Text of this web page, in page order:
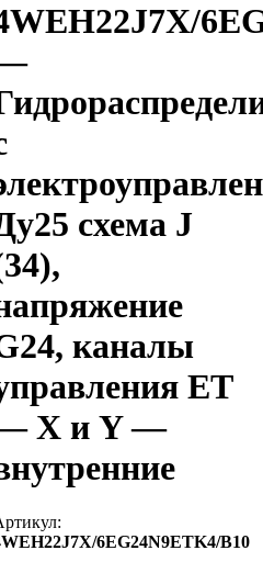
схема J
каналы
ET
X и Y —
6EG24N9ETK4/B10